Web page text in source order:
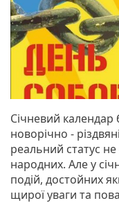
Січневий календар
новорічно -
реальний статус
народних. Але у
подій, достойних
щирої уваги та